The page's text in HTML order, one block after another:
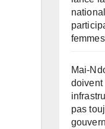
femmes
Mai-
doivent
pas